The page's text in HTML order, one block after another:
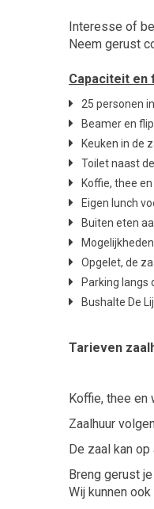
Interesse of
Neem gerust
Capaciteit en
25 personen
Beamer en
Keuken in de
Toilet naast
Koffie, thee
Eigen lunch
Buiten eten
Opgelet, de
Parking langs
Bushalte De
Tarieven
Koffie, thee en
Zaalhuur
De zaal kan op
Breng gerust
Wij kunnen ook